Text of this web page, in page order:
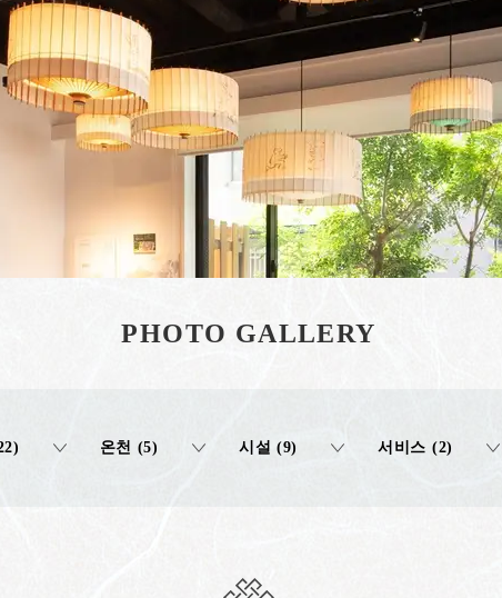
PHOTO GALLERY
온천 (5) 시설 (9) 서비스 (2)